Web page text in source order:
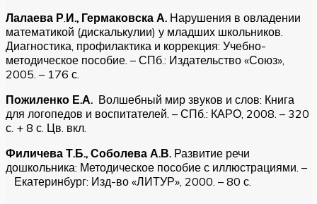
Лалаева Р И., Гермаковска А. Нарушения в овладении
математикой (дискалькулии) у младших школьников.
Диагностика, профилактика и коррекция: Учебно-
методическое пособие. – СПб.: Издательство «Союз»,
2005. – 176 с.
Пожиленко Е.А. Волшебный мир звуков и слов: Книга
для логопедов и воспитателей. – СПб.: КАРО, 2008. – 320
с. + 8 с. Цв. вкл.
Филичева Т.Б., Соболева А.В. Развитие речи
дошкольника: Методическое пособие с иллюстрациями. –
Екатеринбург: Изд-во «ЛИТУР», 2000. – 80 с.